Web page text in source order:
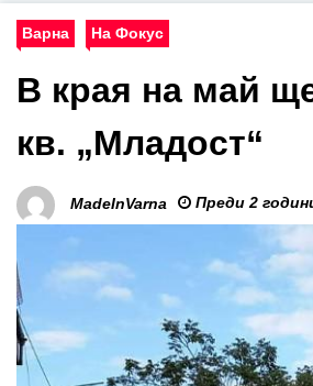
Варна На Фокус
В края на май
кв. „Младост“
MadeInVarna Преди 2